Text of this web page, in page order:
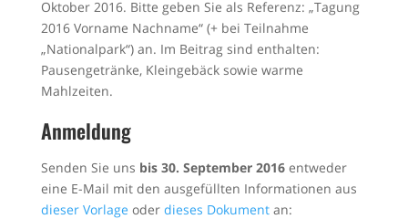
Oktober 2016. Bitte geben Sie als Referenz: „Tagung
2016 Vorname Nachname“ (+ bei Teilnahme
„Nationalpark“) an. Im Beitrag sind enthalten:
Pausengetränke, Kleingebäck sowie warme
Mahlzeiten.
Anmeldung
Senden Sie uns bis 30. September 2016entweder
eine E-Mail mit den ausgefüllten Informationen aus
dieser Vorlage oder dieses Dokumentan: